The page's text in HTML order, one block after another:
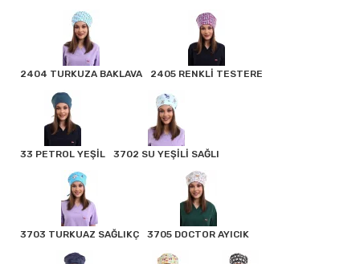
2404 TURKUZA BAKLAVA 2405 RENKLİ TESTERE
33 PETROL YEŞİL 3702 SU YEŞİLİ SAĞLI
3703 TURKUAZ SAĞLIKÇ 3705 DOCTOR AYICIK